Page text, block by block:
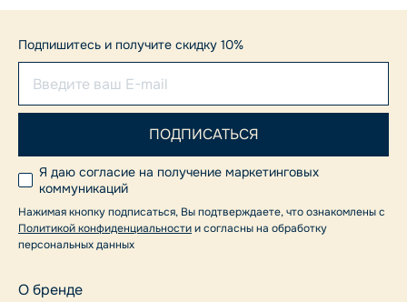
О бренде
Подпишитесь и получите скидку 10%
Я даю согласие на получение маркетинговых
коммуникаций
Нажимая кнопку подписаться, Вы подтверждаете, что ознакомлены с
Политикой конфиденциальностии согласны на обработку
персональных данных